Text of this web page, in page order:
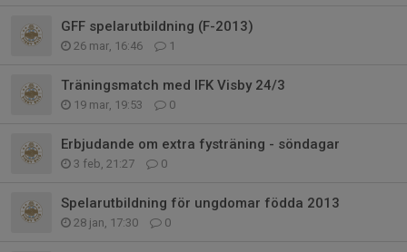
GFF spelarutbildning (F-2013)
26 mar, 16:46 1
Träningsmatch med IFK Visby 24/3
19 mar, 19:53 0
Erbjudande om extra fysträning - söndagar
3 feb, 21:27 0
Spelarutbildning för ungdomar födda 2013
28 jan, 17:30 0